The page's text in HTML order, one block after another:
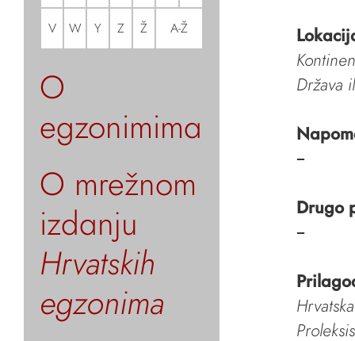
V W Y Z Ž A-Ž
O
egzonimima
O mrežnom
izdanju
Hrvatskih
egzonima
Država
–
Drugo
–